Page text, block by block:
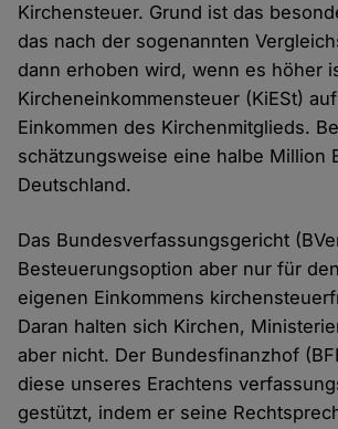
Kirchensteuer. Grund ist das
das nach der sogenannten
dann erhoben wird, wenn es höher
Kircheneinkommensteuer (KiESt)
Einkommen des Kirchenmitglieds.
schätzungsweise eine halbe Million
Deutschland.
Das Bundesverfassungsgericht
Besteuerungsoption aber nur für
eigenen Einkommens
Daran halten sich Kirchen,
aber nicht. Der Bundesfinanzhof
diese unseres Erachtens
gestützt, indem er seine